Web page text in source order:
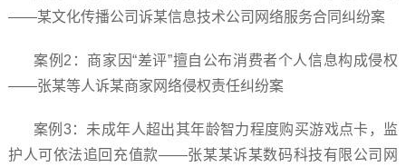
——某文化传播公司诉某信息技术公司网络服务合同纠纷案
案例2：商家因“差评”擅自公布消费者个人信息构成侵权
——张某等人诉某商家网络侵权责任纠纷案
案例3：未成年人超出其年龄智力程度购买游戏点卡，监
护人可依法追回充值款——张某某诉某数码科技有限公司网